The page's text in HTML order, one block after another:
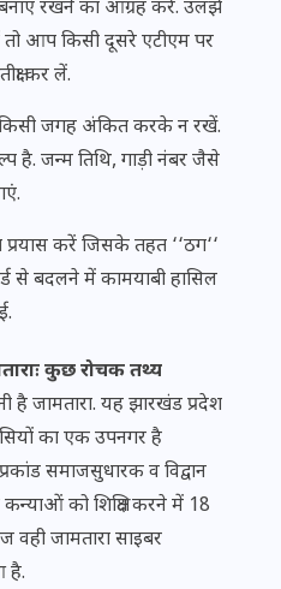
रखने का आग्रह करें. उलझें
तो आप किसी दूसरे एटीएम पर
कर लें.
किसी जगह अंकित करके न रखें.
है. जन्म तिथि, गाड़ी नंबर जैसे
करें जिसके तहत ‘‘ठग‘‘
से बदलने में कामयाबी हासिल
कुछ रोचक तथ्य
है जामतारा. यह झारखंड प्रदेश
का एक उपनगर है
समाजसुधारक व विद्वान
कन्याओं को शिक्षित करने में 18
जामतारा साइबर
है.